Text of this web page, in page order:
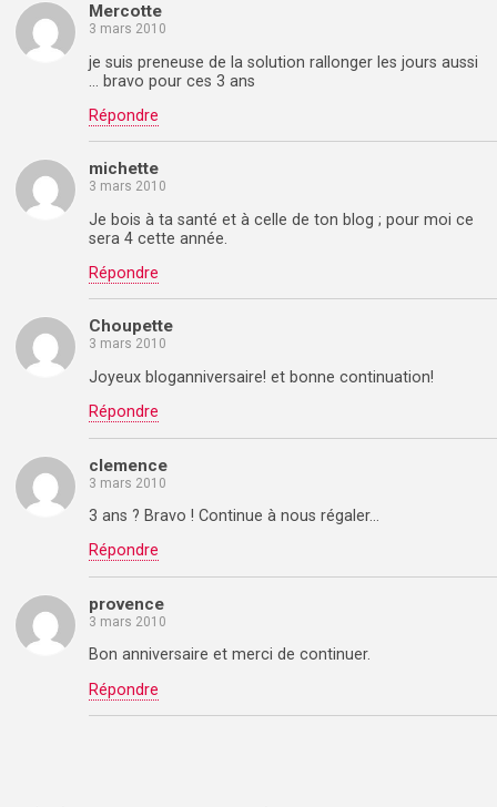
Mercotte
3 mars 2010
je suis preneuse de la solution rallonger les jours aussi
… bravo pour ces 3 ans
Répondre
michette
3 mars 2010
Je bois à ta santé et à celle de ton blog ; pour moi ce
sera 4 cette année.
Répondre
Choupette
3 mars 2010
Joyeux bloganniversaire! et bonne continuation!
Répondre
clemence
3 mars 2010
3 ans ? Bravo ! Continue à nous régaler…
Répondre
provence
3 mars 2010
Bon anniversaire et merci de continuer.
Répondre